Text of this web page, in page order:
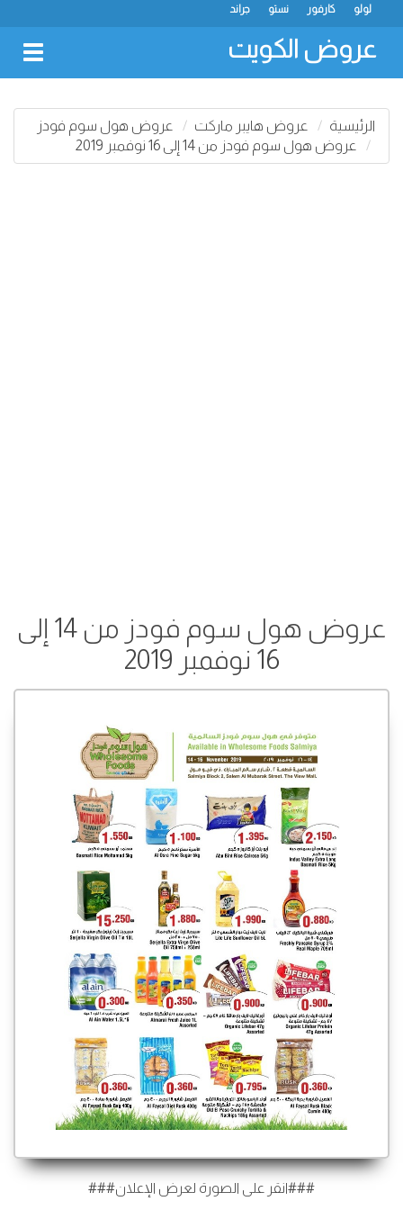
جراند نستو كارفور لولو
عروض الكويت
الرئيسية عروض هايبر ماركت
عروض هول سوم فودز
عروض هول سوم فودز من 14 إلى 16 نوفمبر 2019
عروض هول سوم فودز من 14 إلى
16 نوفمبر 2019
###انقر على الصورة لعرض الإعلان###